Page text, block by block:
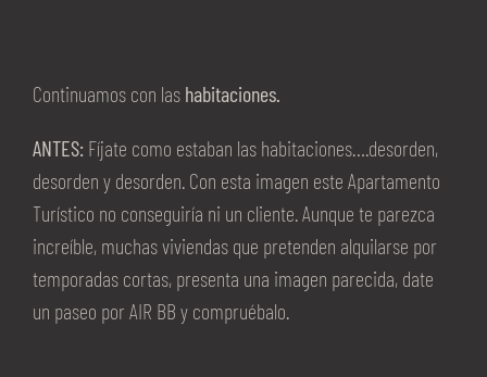
Continuamos con las habitaciones.
ANTES: Fíjate como estaban las habitaciones….desorden,
desorden y desorden. Con esta imagen este Apartamento
Turístico no conseguiría ni un cliente. Aunque te parezca
increíble, muchas viviendas que pretenden alquilarse por
temporadas cortas, presenta una imagen parecida, date
un paseo por AIR BB y compruébalo.